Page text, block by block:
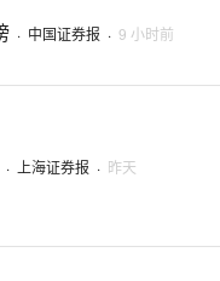
· 中国证券报 · 9 小时前
· 上海证券报 · 昨天